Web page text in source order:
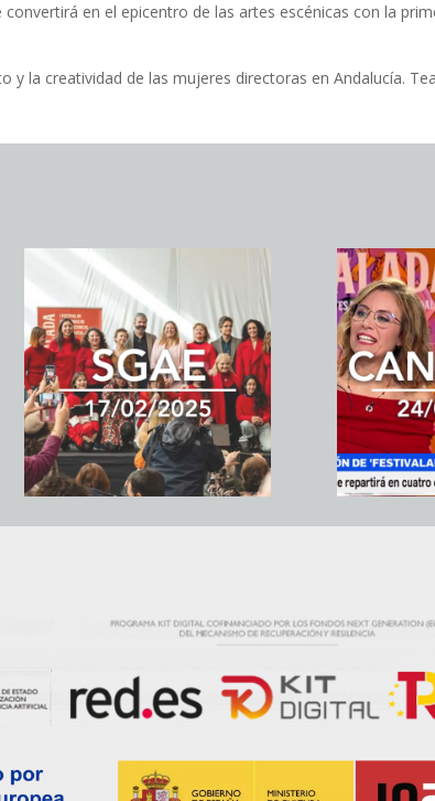
en el epicentro de las artes escénicas con la
y la creatividad de las mujeres directoras en Andalucía.